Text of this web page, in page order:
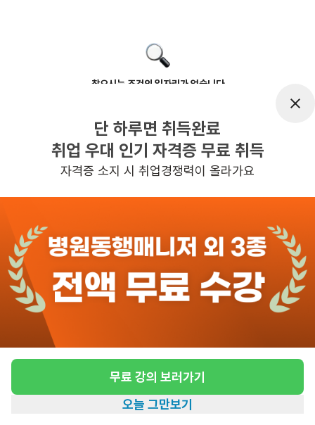
찾으시는 조건의 일자리가 없습니다
반경 3KM 이내의 일자리 확인하기
단 하루면 취득완료
취업 우대 인기 자격증 무료 취득
자격증 소지 시 취업경쟁력이 올라가요
무료 강의 보러가기
오늘 그만보기